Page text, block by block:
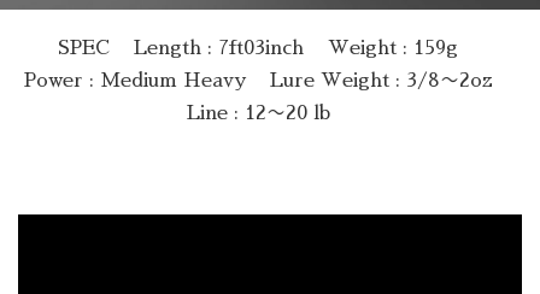
SPEC Length : 7ft03inch
Weight : 159g
Power : Medium Heavy
Lure Weight : 3/8〜2oz
Line : 12〜20 lb